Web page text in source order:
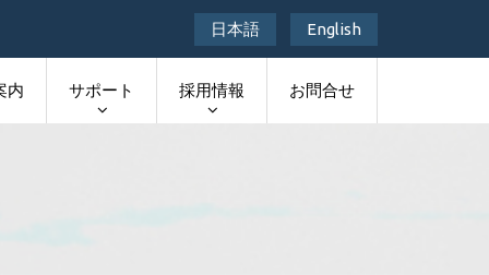
日本語 English
内 サポート 採用情報 お問合せ